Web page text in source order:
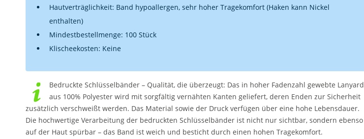
Hautverträglichkeit: Band hypoallergen, sehr hoher Tragekomfort (Haken kann Nickel
enthalten)
Mindestbestellmenge: 100 Stück
Klischeekosten: Keine
Bedruckte Schlüsselbänder – Qualität, die überzeugt: Das in hoher Fadenzahl gewebte Lanyard
aus 100% Polyester wird mit sorgfältig vernähten Kanten geliefert, deren Enden zur Sicherheit
zusätzlich verschweißt werden. Das Material sowie der Druck verfügen über eine hohe Lebensdauer.
Die hochwertige Verarbeitung der bedruckten Schlüsselbänder ist nicht nur sichtbar, sondern ebenso
auf der Haut spürbar – das Band ist weich und besticht durch einen hohen Tragekomfort.